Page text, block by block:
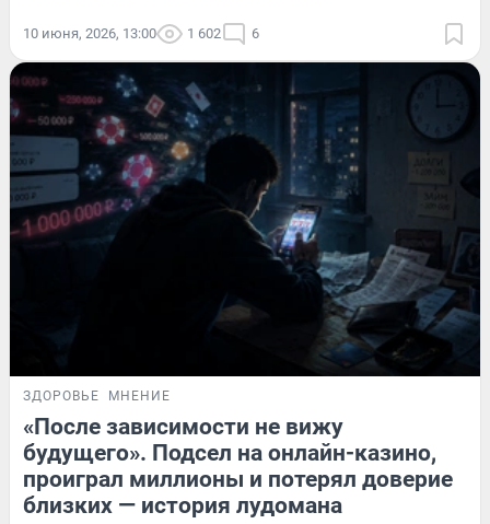
10 июня, 2026, 13:00 1 602 6
ЗДОРОВЬЕ МНЕНИЕ
«После зависимости не вижу
будущего». Подсел на онлайн-казино,
проиграл миллионы и потерял доверие
близких — история лудомана